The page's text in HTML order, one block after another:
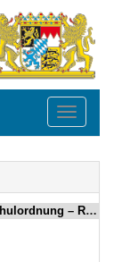
Toggle
585) BayRS 2234-2-K (§§ 1–52)